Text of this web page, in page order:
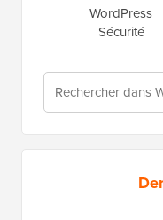
WordPress
Sécurité